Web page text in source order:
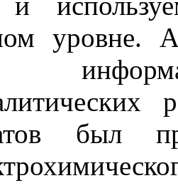
уровне.
был